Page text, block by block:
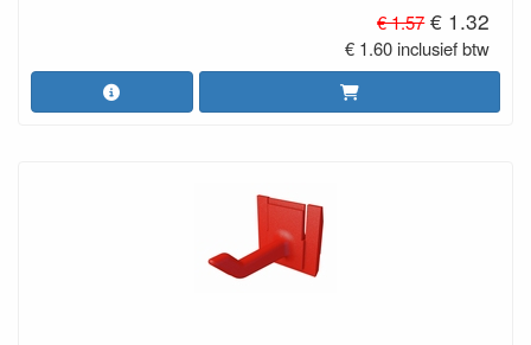
€ 1.57 € 1.32
€ 1.60 inclusief btw